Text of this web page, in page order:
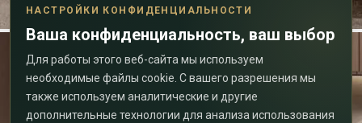
НАСТРОЙКИ КОНФИДЕНЦИАЛЬНОСТИ
Ваша конфиденциальность, ваш выбор
Для работы этого веб-сайта мы используем
необходимые файлы cookie. С вашего разрешения мы
также используем аналитические и другие
дополнительные технологии для анализа использования